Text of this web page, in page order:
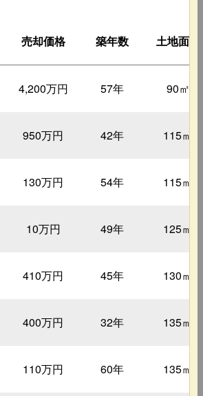
売却価格 築年数 土地面積
4,200万円 57年 90㎡
950万円 42年 115㎡
130万円 54年 115㎡
10万円 49年 125㎡
410万円 45年 130㎡
400万円 32年 135㎡
110万円 60年 135㎡